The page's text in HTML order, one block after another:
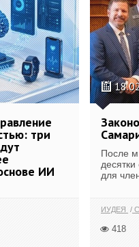
три
ИИ
После
для
ИУДЕЯ
418